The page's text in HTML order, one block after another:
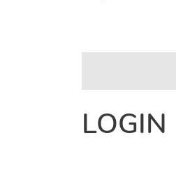
LOGIN